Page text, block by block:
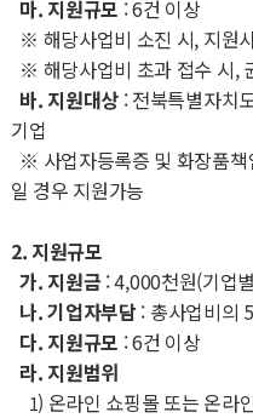
마. 지원규모 : 6건 이상
※ 해당사업비 소진 시, 지원
※ 해당사업비 초과 접수 시,
바. 지원대상 : 전북특별자치
기업
※ 사업자등록증 및 화장품
일 경우 지원가능
2. 지원규모
가. 지원금 : 4,000천원(기업
나. 기업자부담 : 총사업비의
다. 지원규모 : 6건 이상
라. 지원범위
1) 온라인 쇼핑몰 또는 온라